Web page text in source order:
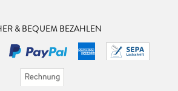
& BEQUEM BEZAHLEN